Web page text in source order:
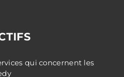
qui concernent les